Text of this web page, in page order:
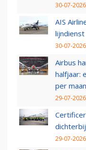
30-07-
AIS
lijndienst
30-07-
Airbus
halfjaar:
per
29-07-
29-07-